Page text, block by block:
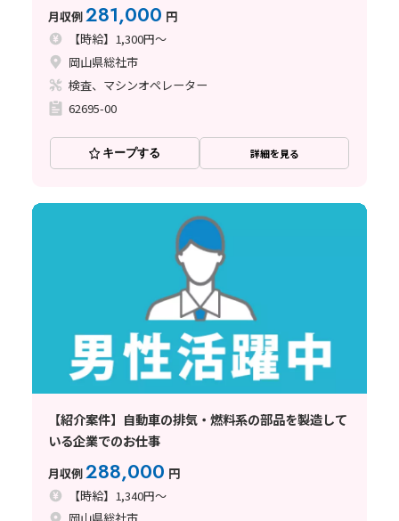
月収例281,000 円
【時給】1,300円～
岡山県総社市
検査、マシンオペレーター
62695-00
キープする 詳細を見る
【紹介案件】自動車の排気・燃料系の部品を製造して
いる企業でのお仕事
月収例288,000 円
【時給】1,340円～